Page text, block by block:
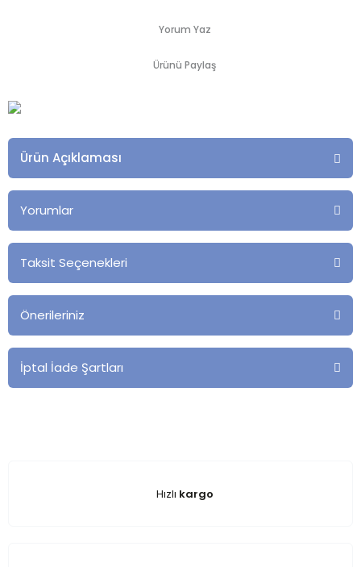
Yorum Yaz
Ürünü Paylaş
Ürün Açıklaması
Yorumlar
Taksit Seçenekleri
Önerileriniz
İptal İade Şartları
Hızlı kargo